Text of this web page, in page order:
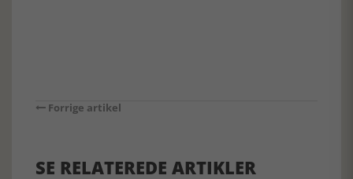
Forrige artikel
SE RELATEREDE ARTIKLER